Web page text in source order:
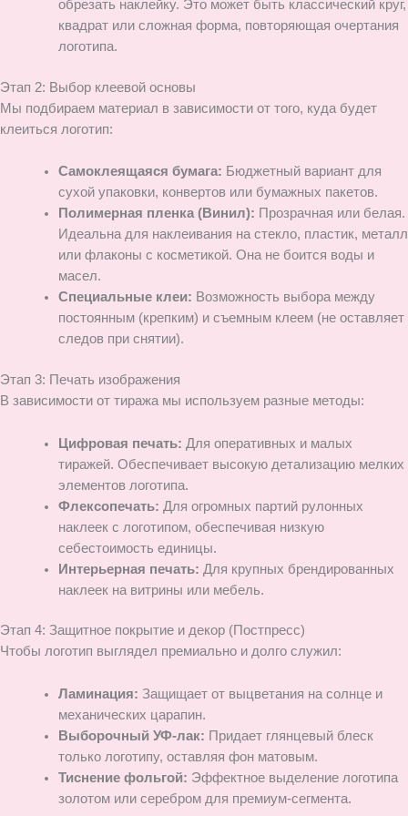
обрезать наклейку. Это может быть классический круг,
квадрат или сложная форма, повторяющая очертания
логотипа.
Этап 2: Выбор клеевой основы
Мы подбираем материал в зависимости от того, куда будет
клеиться логотип:
Самоклеящаяся бумага: Бюджетный вариант для
сухой упаковки, конвертов или бумажных пакетов.
Полимерная пленка (Винил): Прозрачная или белая.
Идеальна для наклеивания на стекло, пластик, металл
или флаконы с косметикой. Она не боится воды и
масел.
Специальные клеи: Возможность выбора между
постоянным (крепким) и съемным клеем (не оставляет
следов при снятии).
Этап 3: Печать изображения
В зависимости от тиража мы используем разные методы:
Цифровая печать: Для оперативных и малых
тиражей. Обеспечивает высокую детализацию мелких
элементов логотипа.
Флексопечать: Для огромных партий рулонных
наклеек с логотипом, обеспечивая низкую
себестоимость единицы.
Интерьерная печать: Для крупных брендированных
наклеек на витрины или мебель.
Этап 4: Защитное покрытие и декор (Постпресс)
Чтобы логотип выглядел премиально и долго служил:
Ламинация: Защищает от выцветания на солнце и
механических царапин.
Выборочный УФ-лак: Придает глянцевый блеск
только логотипу, оставляя фон матовым.
Тиснение фольгой: Эффектное выделение логотипа
золотом или серебром для премиум-сегмента.